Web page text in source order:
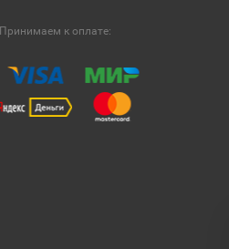
Принимаем к оплате: